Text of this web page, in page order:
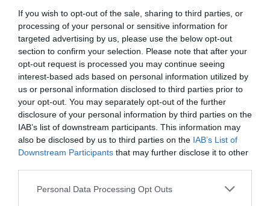
If you wish to opt-out of the sale, sharing to third parties, or
processing of your personal or sensitive information for
targeted advertising by us, please use the below opt-out
section to confirm your selection. Please note that after your
opt-out request is processed you may continue seeing
interest-based ads based on personal information utilized by
us or personal information disclosed to third parties prior to
your opt-out. You may separately opt-out of the further
disclosure of your personal information by third parties on the
IAB’s list of downstream participants. This information may
also be disclosed by us to third parties on the IAB’s List of
Downstream Participants that may further disclose it to other
Please note that this website/app uses one or more Google
Personal Data Processing Opt Outs
“Η Φάλαινα” με τον Πυγμαλίωνα
Δαδακαρίδη – Άρχισε η προπώληση
εισιτηρίων για τη νέα σεζόν
ΔΙΑΦΗΜΙΣΗ